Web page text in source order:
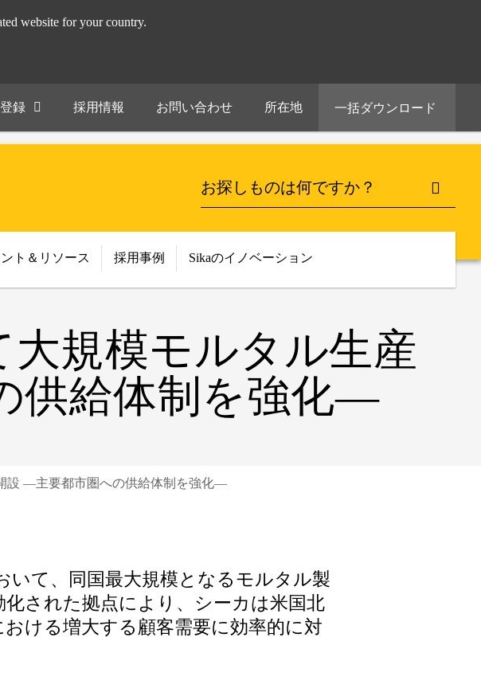
website for your country.
録 採用情報 お問い合わせ 所在地 一括ダウンロード
ト＆リソース 採用事例 Sikaのイノベーション
規模モルタル生産
供給体制を強化—
設 —主要都市圏への供給体制を強化—
て、同国最大規模となるモルタル製
された拠点により、シーカは米国北
ける増大する顧客需要に効率的に対